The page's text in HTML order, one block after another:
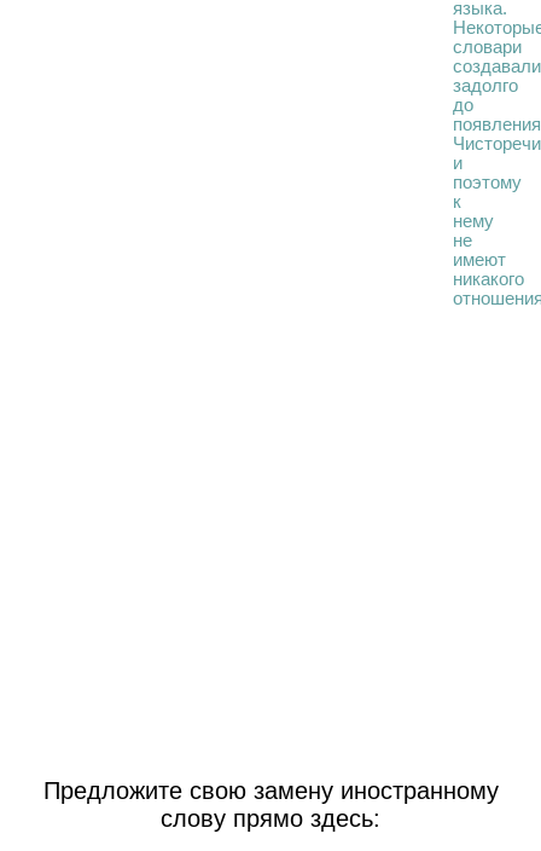
языка.
словари
задолго
до
появления
и
поэтому
к
нему
не
имеют
никакого
Предложите свою замену иностранному
слову прямо здесь: